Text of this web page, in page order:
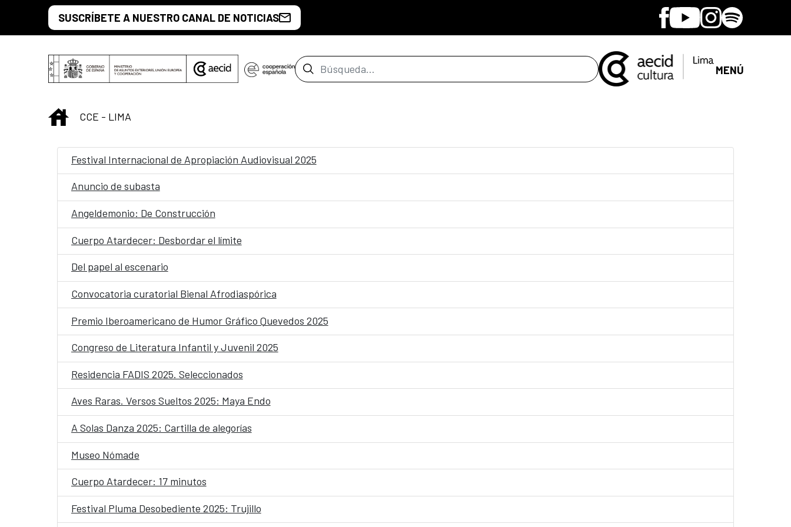
Saltar al contenido principal
SUSCRÍBETE A NUESTRO CANAL DE NOTICIAS Facebook
YoutubeInstagram
Spotify
Barra de búsqueda MENÚ
INICIO
CCE - LIMA
Festival Internacional de Apropiación Audiovisual 2025
Anuncio de subasta
Angeldemonio: De Construcción
Cuerpo Atardecer: Desbordar el límite
Del papel al escenario
Convocatoria curatorial Bienal Afrodiaspórica
Premio Iberoamericano de Humor Gráfico Quevedos 2025
Congreso de Literatura Infantil y Juvenil 2025
Residencia FADIS 2025. Seleccionados
Aves Raras. Versos Sueltos 2025: Maya Endo
A Solas Danza 2025: Cartilla de alegorías
Museo Nómade
Cuerpo Atardecer: 17 minutos
Festival Pluma Desobediente 2025: Trujillo